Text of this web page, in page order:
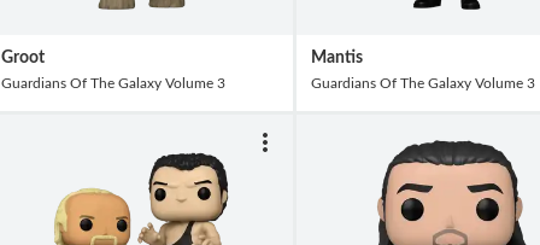
Groot
Guardians Of The Galaxy Volume 3
Mantis
Guardians Of The Galaxy Volume 3